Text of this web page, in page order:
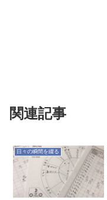
関連記事
日々の瞬間を綴る